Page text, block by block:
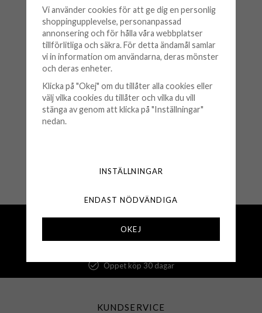
Ioaku - Ring Dream Guld
🟡 Få kvar i lager
Fri frakt över 500 kr
Snabba leveranser (1-3 vardagar)
Öppet köp 30 dagar
KUNDSERVICE
Vi använder cookies för att ge dig en personlig
shoppingupplevelse, personanpassad
annonsering och för hålla våra webbplatser
tillförlitliga och säkra. För detta ändamål samlar
vi in information om användarna, deras mönster
och deras enheter.
Klicka på "Okej" om du tillåter alla cookies eller
välj vilka cookies du tillåter och vilka du vill
stänga av genom att klicka på "Inställningar"
nedan.
INSTÄLLNINGAR
ENDAST NÖDVÄNDIGA
OKEJ